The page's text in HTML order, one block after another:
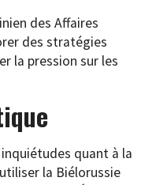
des Affaires
des stratégies
la pression sur les
inquiétudes quant à la
la Biélorussie